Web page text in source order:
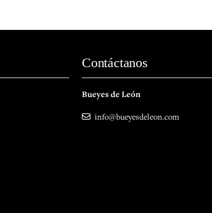
Contáctanos
Bueyes de León
info@bueyesdeleon.com